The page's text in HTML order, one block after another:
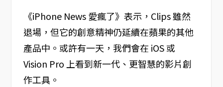
《iPhone News 愛瘋了》表示，Clips 雖然
退場，但它的創意精神仍延續在蘋果的其他
產品中。或許有一天，我們會在 iOS 或
Vision Pro 上看到新一代、更智慧的影片創
作工具。